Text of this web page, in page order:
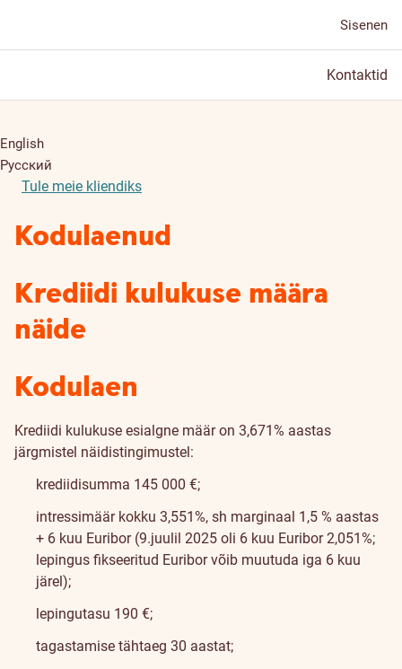
Sisenen
Kontaktid
English
Русский
Tule meie kliendiks
Kodulaenud
Krediidi kulukuse määra
näide
Kodulaen
Krediidi kulukuse esialgne määr on 3,671% aastas
järgmistel näidistingimustel:
krediidisumma 145 000 €;
intressimäär kokku 3,551%, sh marginaal 1,5 % aastas
+ 6 kuu Euribor (9.juulil 2025 oli 6 kuu Euribor 2,051%;
lepingus fikseeritud Euribor võib muutuda iga 6 kuu
järel);
lepingutasu 190 €;
tagastamise tähtaeg 30 aastat;